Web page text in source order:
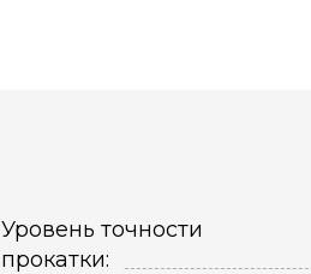
Уровень точности
прокатки: